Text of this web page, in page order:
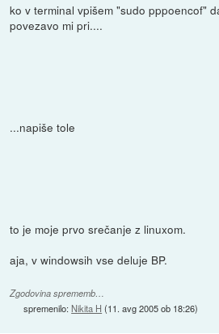
ko v terminal vpišem "sudo pppoencof"
povezavo mi pri....
...napiše tole
to je moje prvo srečanje z linuxom.
aja, v windowsih vse deluje BP.
Zgodovina sprememb…
spremenilo:Nikita H (11. avg 2005 ob 18:26)